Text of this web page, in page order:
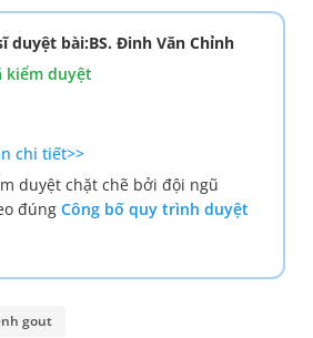
duyệt bài:BS. Đinh Văn Chỉnh
kiểm duyệt
chi tiết>>
duyệt chặt chẽ bởi đội ngũ
đúng Công bố quy trình duyệt
gout